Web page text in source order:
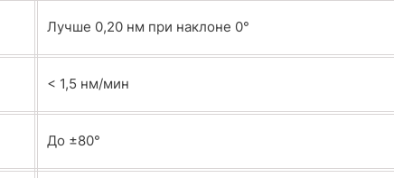
Лучше 0,20 нм при наклоне 0°
< 1,5 нм/мин
До ±80°